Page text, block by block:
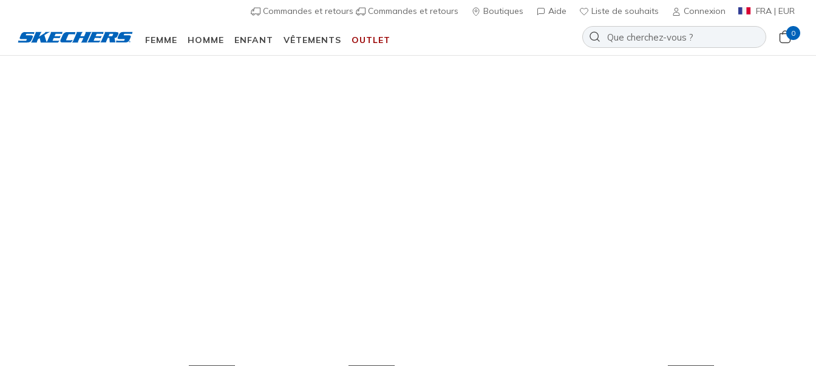
Commandes et retours Commandes et retours Boutiques Aide Liste de souhaits Connexion FRA | EUR
FEMME HOMME ENFANT VÊTEMENTS OUTLET
0